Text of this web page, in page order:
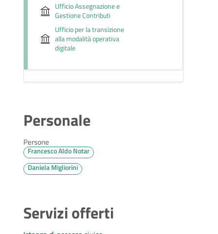
Ufficio Assegnazione e
Gestione Contributi
Ufficio per la transizione
alla modalità operativa
digitale
Personale
Persone
Francesco Aldo Notar
Daniela Migliorini
Servizi offerti